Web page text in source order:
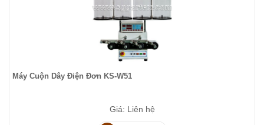
Máy Cuộn Dây Điện Đơn KS-W51
Giá: Liên hệ